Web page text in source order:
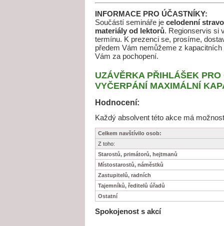
INFORMACE PRO ÚČASTNÍKY:
Součástí semináře je celodenní
materiály od lektorů. Regionservis si
termínu. K prezenci se, prosíme,
předem Vám nemůžeme z
Vám za pochopení.
UZÁVĚRKA PŘIHLÁŠEK
VYČERPÁNÍ MAXIMÁLNÍ
Hodnocení:
Každý absolvent této akce má
Celkem navštívilo osob:
Z toho:
Starostů, primátorů, hejtmanů
Místostarostů, náměstků
Zastupitelů, radních
Tajemníků, ředitelů úřadů
Ostatní
Spokojenost s akcí